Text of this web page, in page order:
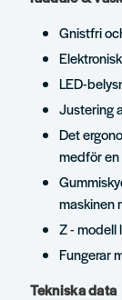
Gnistfri
LED-
Justering
Det
medför
maskinen
Z - modell
Fungerar
Tekniska data